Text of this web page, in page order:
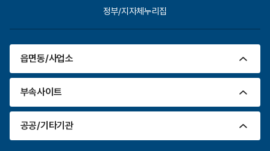
정부/지자체누리집
읍면동/사업소
부속사이트
공공/기타기관